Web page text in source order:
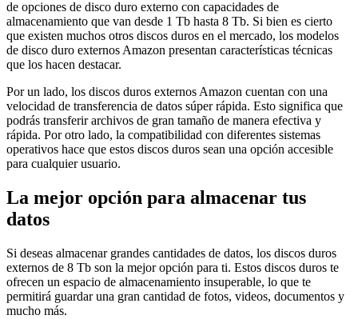
de opciones de disco duro externo con capacidades de
almacenamiento que van desde 1 Tb hasta 8 Tb. Si bien es cierto
que existen muchos otros discos duros en el mercado, los modelos
de disco duro externos Amazon presentan características técnicas
que los hacen destacar.
Por un lado, los discos duros externos Amazon cuentan con una
velocidad de transferencia de datos súper rápida. Esto significa que
podrás transferir archivos de gran tamaño de manera efectiva y
rápida. Por otro lado, la compatibilidad con diferentes sistemas
operativos hace que estos discos duros sean una opción accesible
para cualquier usuario.
La mejor opción para almacenar tus
datos
Si deseas almacenar grandes cantidades de datos, los discos duros
externos de 8 Tb son la mejor opción para ti. Estos discos duros te
ofrecen un espacio de almacenamiento insuperable, lo que te
permitirá guardar una gran cantidad de fotos, videos, documentos y
mucho más.